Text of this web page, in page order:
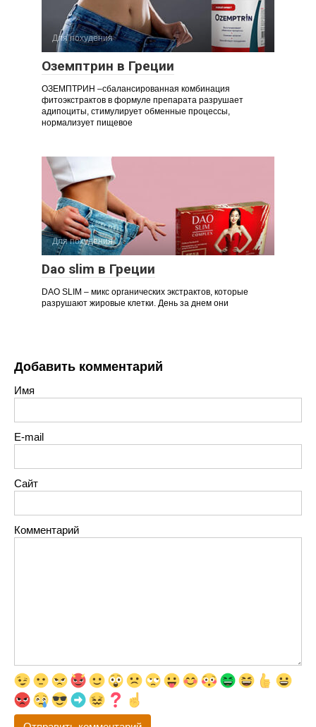
Для похудения
Оземптрин в Греции
ОЗЕМПТРИН –сбалансированная комбинация
фитоэкстрактов в формуле препарата разрушает
адипоциты, стимулирует обменные процессы,
нормализует пищевое
Для похудения
Dao slim в Греции
DAO SLIM – микс органических экстрактов, которые
разрушают жировые клетки. День за днем они
Добавить комментарий
Имя
E-mail
Сайт
Комментарий